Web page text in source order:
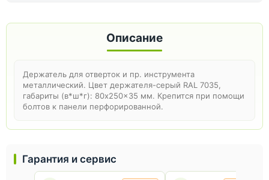
Гарантия и сервис
Описание
Держатель для отверток и пр. инструмента
металлический. Цвет держателя-серый RAL 7035,
габариты (в*ш*г): 80x250x35 мм. Крепится при помощи
болтов к панели перфорированной.